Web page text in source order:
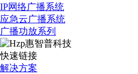
IP网络广播系统
应急云广播系统
广播功放系列
快速链接
解决方案